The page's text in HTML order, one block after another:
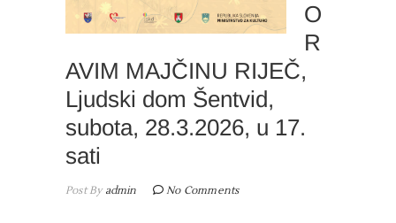
O
R
AVIM MAJČINU RIJEČ,
Ljudski dom Šentvid,
subota, 28.3.2026, u 17.
sati
Post Byadmin No Comments